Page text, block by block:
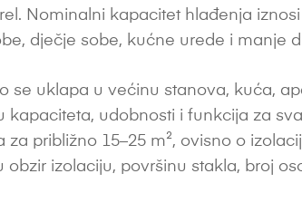
Nominalni kapacitet hlađenja
dječje sobe, kućne urede i manje
se uklapa u većinu stanova, kuća,
kapaciteta, udobnosti i funkcija za
približno 15–25 m², ovisno o
obzir izolaciju, površinu stakla, broj